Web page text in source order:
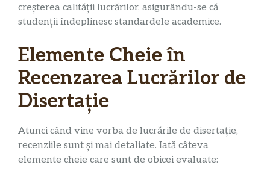
creșterea calității lucrărilor, asigurându-se că
studenții îndeplinesc standardele academice.
Elemente Cheie în
Recenzarea Lucrărilor de
Disertație
Atunci când vine vorba de lucrările de disertație,
recenziile sunt și mai detaliate. Iată câteva
elemente cheie care sunt de obicei evaluate: